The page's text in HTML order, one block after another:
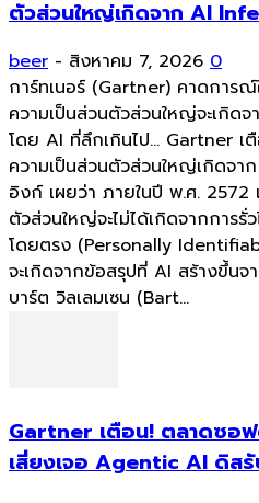
ตัวส่วนใหญ่เกิดจาก AI
beer - สิงหาคม 7, 2026 0
การ์ทเนอร์ (Gartner) คาดการ
ความเป็นส่วนตัวส่วนใหญ่จะเกิดจ
โดย AI ที่ลึกเกินไป... Gartner เ
ความเป็นส่วนตัวส่วนใหญ่เกิดจา
อิงก์ เผยว่า ภายในปี พ.ศ. 2572
ตัวส่วนใหญ่จะไม่ได้เกิดจากการ
โดยตรง (Personally
จะเกิดจากข้อสรุปที่ AI สร้างขึ้น
บาร์ต วิลเลมเซน (Bart...
Gartner เตือน! ตลาดซอ
เสี่ยงเจอ Agentic AI ดิส